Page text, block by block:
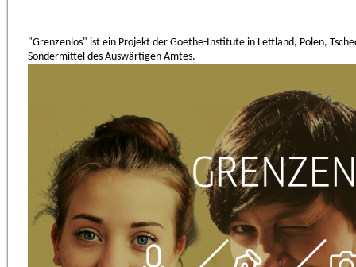
"Grenzenlos" ist ein Projekt der Goethe-Institute in Lettland, Polen,
Sondermittel des Auswärtigen Amtes.